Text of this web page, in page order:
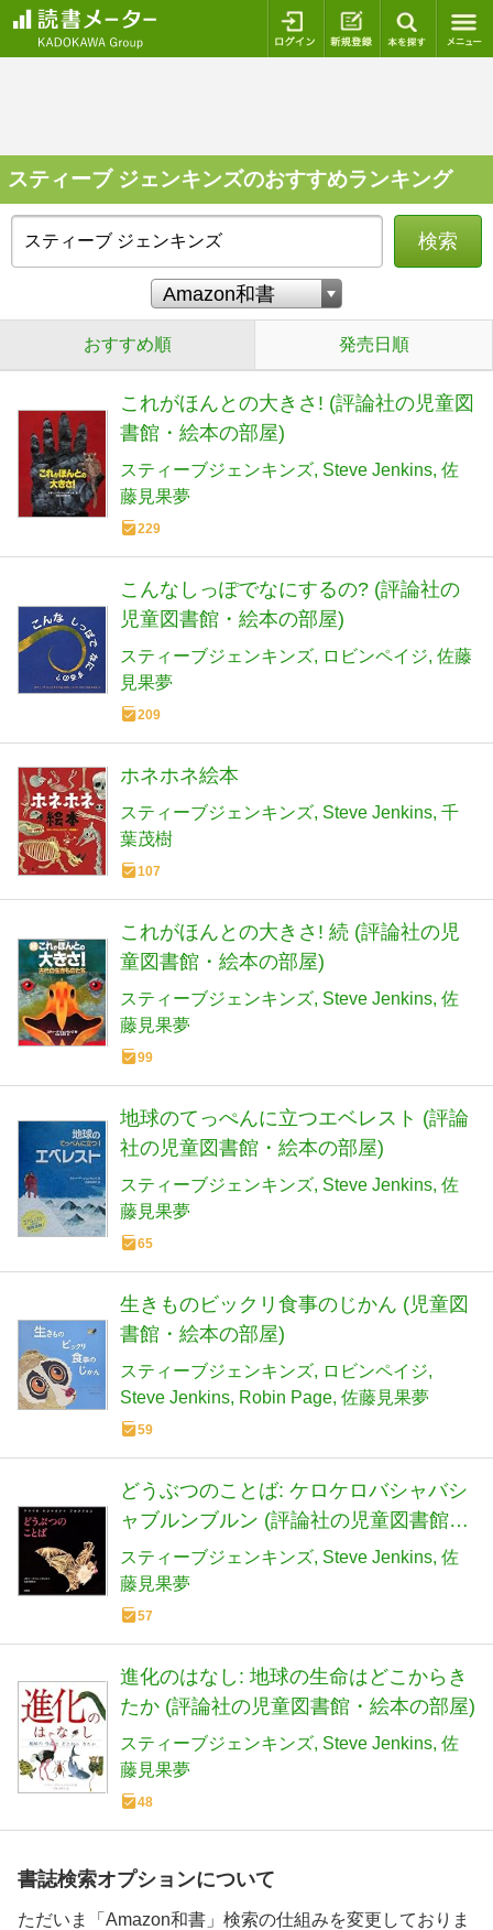
ログイン 新規登録
スティーブ ジェンキンズのおすすめランキング
検索
おすすめ順 発売日順
これがほんとの大きさ! (評論社の児童図
書館・絵本の部屋)
スティーブジェンキンズ Steve Jenkins 佐
藤見果夢
229
こんなしっぽでなにするの? (評論社の
児童図書館・絵本の部屋)
スティーブジェンキンズ ロビンペイジ 佐藤
見果夢
209
ホネホネ絵本
スティーブジェンキンズ Steve Jenkins 千
葉茂樹
107
これがほんとの大きさ! 続 (評論社の児
童図書館・絵本の部屋)
スティーブジェンキンズ Steve Jenkins 佐
藤見果夢
99
地球のてっぺんに立つエベレスト (評論
社の児童図書館・絵本の部屋)
スティーブジェンキンズ Steve Jenkins 佐
藤見果夢
65
生きものビックリ食事のじかん (児童図
書館・絵本の部屋)
スティーブジェンキンズ
ロビンペイジ
Steve Jenkins Robin Page 佐藤見果夢
59
どうぶつのことば: ケロケロバシャバシ
ャブルンブルン (評論社の児童図書館・
絵本の部屋)
スティーブジェンキンズ Steve Jenkins 佐
藤見果夢
57
進化のはなし: 地球の生命はどこからき
たか (評論社の児童図書館・絵本の部屋)
スティーブジェンキンズ Steve Jenkins 佐
藤見果夢
48
書誌検索オプションについて
ただいま「Amazon和書」検索の仕組みを変更しておりま